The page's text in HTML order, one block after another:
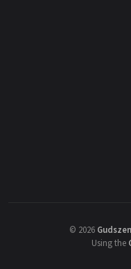
© 2026
Using the